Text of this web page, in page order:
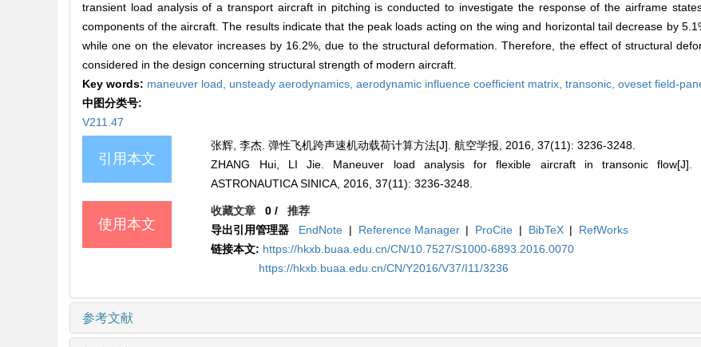
transient load analysis of a transport aircraft in pitching is conducted to investigate the response of the airframe
components of the aircraft. The results indicate that the peak loads acting on the wing and horizontal tail decrease by
while one on the elevator increases by 16.2%, due to the structural deformation. Therefore, the effect of structural
considered in the design concerning structural strength of modern aircraft.
Key words: maneuver load, unsteady aerodynamics, aerodynamic influence coefficient matrix, transonic, oveset field-
中图分类号:
V211.47
引用本文
张辉, 李杰. 弹性飞机跨声速机动载荷计算方法[J]. 航空学报, 2016, 37(11): 3236-3248.
ZHANG Hui, LI Jie. Maneuver load analysis for flexible aircraft in transonic flow[J].
ASTRONAUTICA SINICA, 2016, 37(11): 3236-3248.
使用本文
收藏文章 0 /推荐
导出引用管理器
EndNote | Reference Manager | ProCite | BibTeX |
RefWorks
链接本文: https://hkxb.buaa.edu.cn/CN/10.7527/S1000-6893.2016.0070
https://hkxb.buaa.edu.cn/CN/Y2016/V37/I11/3236
参考文献